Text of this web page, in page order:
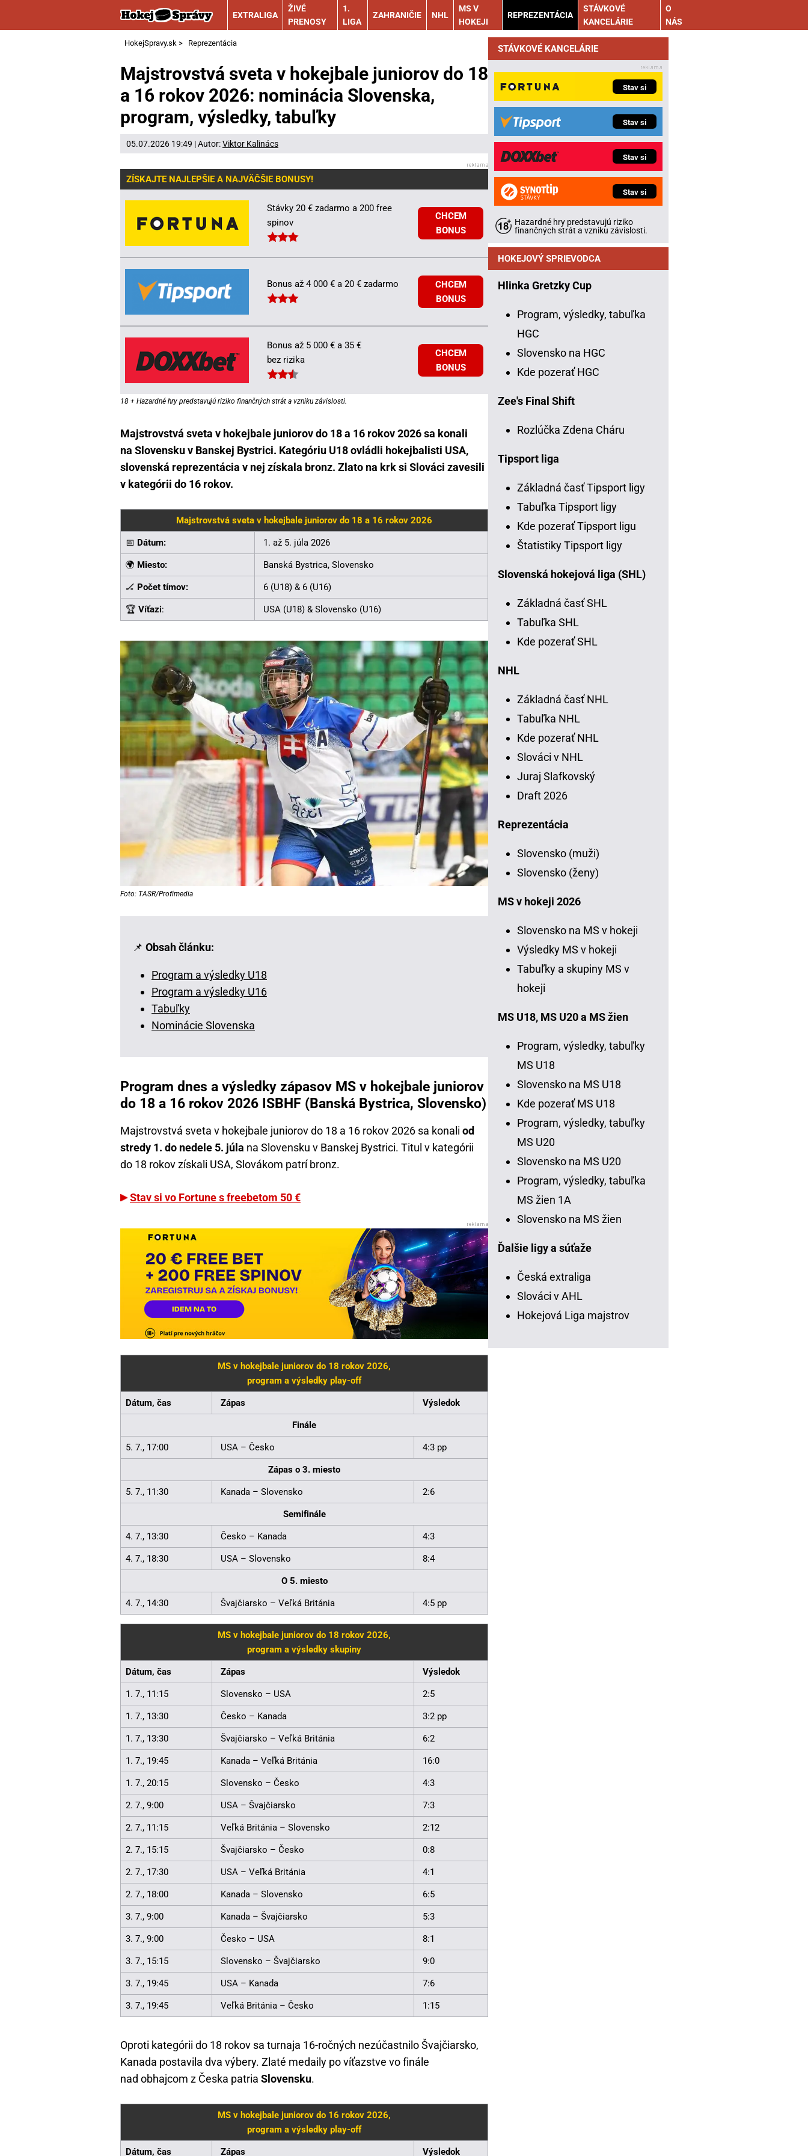
EXTRALIGA
ŽIVÉ
PRENOSY
1.
LIGA
ZAHRANIČIE NHL
MS V
HOKEJI
REPREZENTÁCIA
STÁVKOVÉ
KANCELÁRIE
O
NÁS
HokejSpravy.sk > Reprezentácia
Majstrovstvá sveta v hokejbale juniorov do 18
a 16 rokov 2026: nominácia Slovenska,
program, výsledky, tabuľky
05.07.2026 19:49 | Autor:Viktor Kalinács
ZÍSKAJTE NAJLEPŠIE A NAJVÄČŠIE BONUSY!
Stávky 20 € zadarmo a 200 free
spinov
CHCEM
BONUS
Bonus až 4 000 € a 20 € zadarmo
CHCEM
BONUS
Bonus až 5 000 € a 35 €
bez rizika
CHCEM
BONUS
18 + Hazardné hry predstavujú riziko finančných strát a vzniku závislosti.
Majstrovstvá sveta v hokejbale juniorov do 18 a 16 rokov 2026 sa konali
na Slovensku v Banskej Bystrici. Kategóriu U18 ovládli hokejbalisti USA,
slovenská reprezentácia v nej získala bronz. Zlato na krk si Slováci zavesili
v kategórii do 16 rokov.
Majstrovstvá sveta v hokejbale juniorov do 18 a 16 rokov 2026
📅 Dátum: 1. až 5. júla 2026
🌍 Miesto: Banská Bystrica, Slovensko
🏒 Počet tímov: 6 (U18) & 6 (U16)
🏆 Víťazi: USA (U18) & Slovensko (U16)
Foto: TASR/Profimedia
📌 Obsah článku:
Program a výsledky U18
Program a výsledky U16
Tabuľky
Nominácie Slovenska
Program dnes a výsledky zápasov MS v hokejbale juniorov
do 18 a 16 rokov 2026 ISBHF (Banská Bystrica, Slovensko)
Majstrovstvá sveta v hokejbale juniorov do 18 a 16 rokov 2026 sa konali od
stredy 1. do nedele 5. júla na Slovensku v Banskej Bystrici. Titul v kategórii
do 18 rokov získali USA, Slovákom patrí bronz.
Stav si vo Fortune s freebetom 50 €
MS v hokejbale juniorov do 18 rokov 2026,
program a výsledky play-off
Dátum, čas Zápas Výsledok
Finále
5. 7., 17:00 USA – Česko 4:3 pp
Zápas o 3. miesto
5. 7., 11:30 Kanada – Slovensko 2:6
Semifinále
4. 7., 13:30 Česko – Kanada 4:3
4. 7., 18:30 USA – Slovensko 8:4
O 5. miesto
4. 7., 14:30 Švajčiarsko – Veľká Británia 4:5 pp
MS v hokejbale juniorov do 18 rokov 2026,
program a výsledky skupiny
Dátum, čas Zápas Výsledok
1. 7., 11:15 Slovensko – USA 2:5
1. 7., 13:30 Česko – Kanada 3:2 pp
1. 7., 13:30 Švajčiarsko – Veľká Británia 6:2
1. 7., 19:45 Kanada – Veľká Británia 16:0
1. 7., 20:15 Slovensko – Česko 4:3
2. 7., 9:00 USA – Švajčiarsko 7:3
2. 7., 11:15 Veľká Británia – Slovensko 2:12
2. 7., 15:15 Švajčiarsko – Česko 0:8
2. 7., 17:30 USA – Veľká Británia 4:1
2. 7., 18:00 Kanada – Slovensko 6:5
3. 7., 9:00 Kanada – Švajčiarsko 5:3
3. 7., 9:00 Česko – USA 8:1
3. 7., 15:15 Slovensko – Švajčiarsko 9:0
3. 7., 19:45 USA – Kanada 7:6
3. 7., 19:45 Veľká Británia – Česko 1:15
Oproti kategórii do 18 rokov sa turnaja 16-ročných nezúčastnilo Švajčiarsko,
Kanada postavila dva výbery. Zlaté medaily po víťazstve vo finále
nad obhajcom z Česka patria Slovensku.
MS v hokejbale juniorov do 16 rokov 2026,
program a výsledky play-off
Dátum, čas Zápas Výsledok
STÁVKOVÉ KANCELÁRIE
Stav si
Stav si
Stav si
Stav si
Hazardné hry predstavujú riziko
finančných strát a vzniku závislosti.
HOKEJOVÝ SPRIEVODCA
Hlinka Gretzky Cup
Program, výsledky, tabuľka
HGC
Slovensko na HGC
Kde pozerať HGC
Zee's Final Shift
Rozlúčka Zdena Cháru
Tipsport liga
Základná časť Tipsport ligy
Tabuľka Tipsport ligy
Kde pozerať Tipsport ligu
Štatistiky Tipsport ligy
Slovenská hokejová liga (SHL)
Základná časť SHL
Tabuľka SHL
Kde pozerať SHL
NHL
Základná časť NHL
Tabuľka NHL
Kde pozerať NHL
Slováci v NHL
Juraj Slafkovský
Draft 2026
Reprezentácia
Slovensko (muži)
Slovensko (ženy)
MS v hokeji 2026
Slovensko na MS v hokeji
Výsledky MS v hokeji
Tabuľky a skupiny MS v
hokeji
MS U18, MS U20 a MS žien
Program, výsledky, tabuľky
MS U18
Slovensko na MS U18
Kde pozerať MS U18
Program, výsledky, tabuľky
MS U20
Slovensko na MS U20
Program, výsledky, tabuľka
MS žien 1A
Slovensko na MS žien
Ďalšie ligy a súťaže
Česká extraliga
Slováci v AHL
Hokejová Liga majstrov